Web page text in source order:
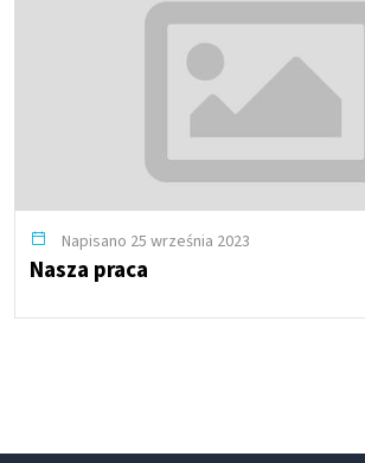
Napisano 25 września 2023
Nasza praca